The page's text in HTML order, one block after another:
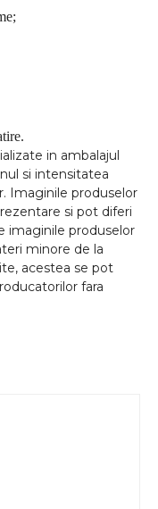
in ambalajul
si intensitatea
Imaginile produselor
si pot diferi
imaginile produselor
minore de la
acestea se pot
fara